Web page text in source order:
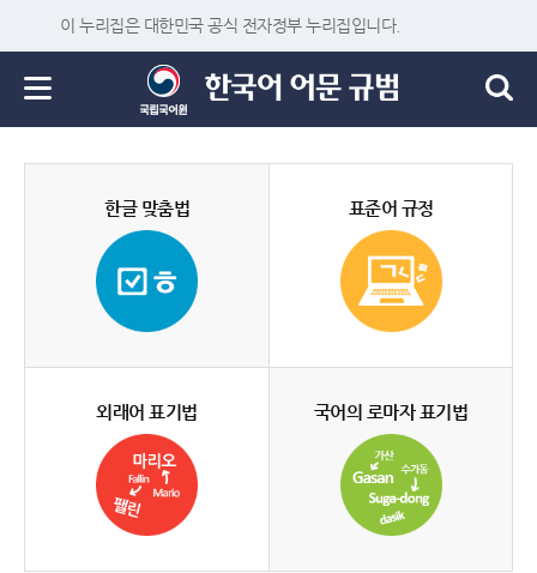
이 누리집은 대한민국 공식 전자정부 누리집입니다.
한글 맞춤법 표준어 규정
외래어 표기법 국어의 로마자 표기법